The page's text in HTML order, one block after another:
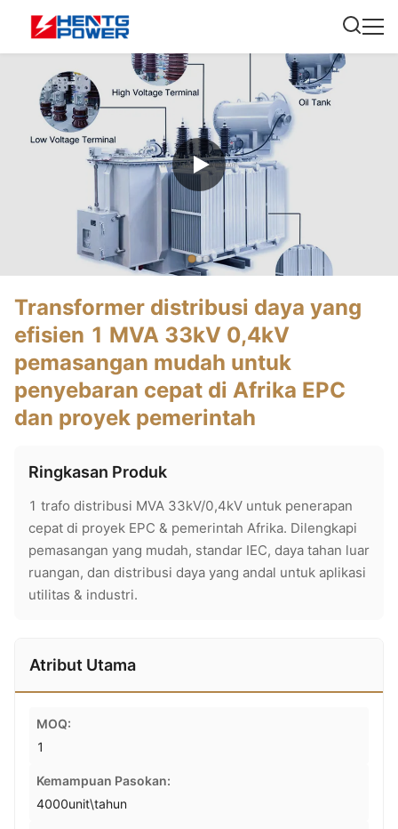
Transformer distribusi daya yang
efisien 1 MVA 33kV 0,4kV
pemasangan mudah untuk
penyebaran cepat di Afrika EPC
dan proyek pemerintah
Ringkasan Produk
1 trafo distribusi MVA 33kV/0,4kV untuk penerapan
cepat di proyek EPC & pemerintah Afrika. Dilengkapi
pemasangan yang mudah, standar IEC, daya tahan luar
ruangan, dan distribusi daya yang andal untuk aplikasi
utilitas & industri.
Atribut Utama
MOQ:
1
Kemampuan Pasokan:
4000unit\tahun